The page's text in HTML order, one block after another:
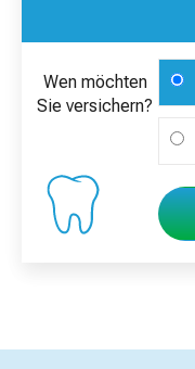
Wen möchten
Sie versichern?